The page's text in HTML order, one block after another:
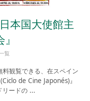
本国大使館主
覧
観覧できる、在スペイン
de Cine Japonés)』
ードの ...